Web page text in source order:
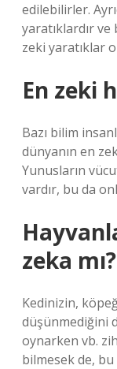
edilebilirler.
yaratıklardır
zeki yaratıklar
En zeki
Bazı bilim
dünyanın en
Yunusların
vardır, bu da
zeka mı?
Kedinizin,
düşünmediğini
oynarken vb.
bilmesek de,